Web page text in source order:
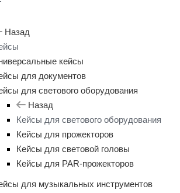
Назад
кейсы
для документов
для светового оборудования
Назад
Кейсы для светового оборудования
Кейсы для прожекторов
Кейсы для световой головы
Кейсы для PAR-прожекторов
для музыкальных инструментов